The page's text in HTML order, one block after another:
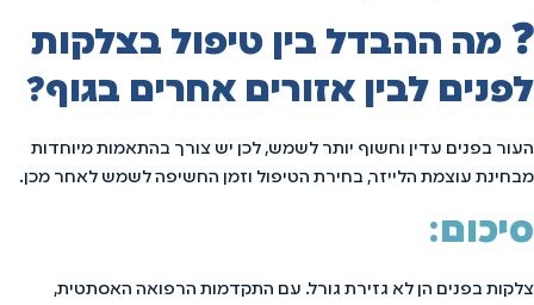
❓ מה ההבדל בין טיפול בצלקות
לפנים לבין אזורים אחרים בגוף?
העור בפנים עדין וחשוף יותר לשמש, לכן יש צורך בהתאמות מיוחדות
מבחינת עוצמת הלייזר, בחירת הטיפול וזמן החשיפה לשמש לאחר מכן.
סיכום:
צלקות בפנים הן לא גזירת גורל. עם התקדמות הרפואה האסתטית,